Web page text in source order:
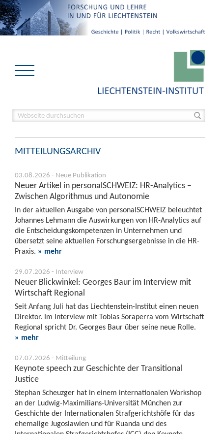
MITTEILUNGSARCHIV
03.08.2026 - Neue Publikation
Neuer Artikel in personalSCHWEIZ: HR-Analytics –
Zwischen Algorithmus und Autonomie
In der aktuellen Ausgabe von personalSCHWEIZ beleuchtet
Johannes Lehmann die Auswirkungen von HR-Analytics auf
die Entscheidungskompetenzen in Unternehmen und
übersetzt seine aktuellen Forschungsergebnisse in die HR-
Praxis. » mehr
29.07.2026 - Interview
Neuer Blickwinkel: Georges Baur im Interview mit
Wirtschaft Regional
Seit Anfang Juli hat das Liechtenstein-Institut einen neuen
Direktor. Im Interview mit Tobias Soraperra vom Wirtschaft
Regional spricht Dr. Georges Baur über seine neue Rolle.
» mehr
07.07.2026 - Mitteilung
Keynote speech zur Geschichte der Transitional
Justice
Stephan Scheuzger hat in einem internationalen Workshop
an der Ludwig-Maximilians-Universität München zur
Geschichte der Internationalen Strafgerichtshöfe für das
ehemalige Jugoslawien und für Ruanda und des